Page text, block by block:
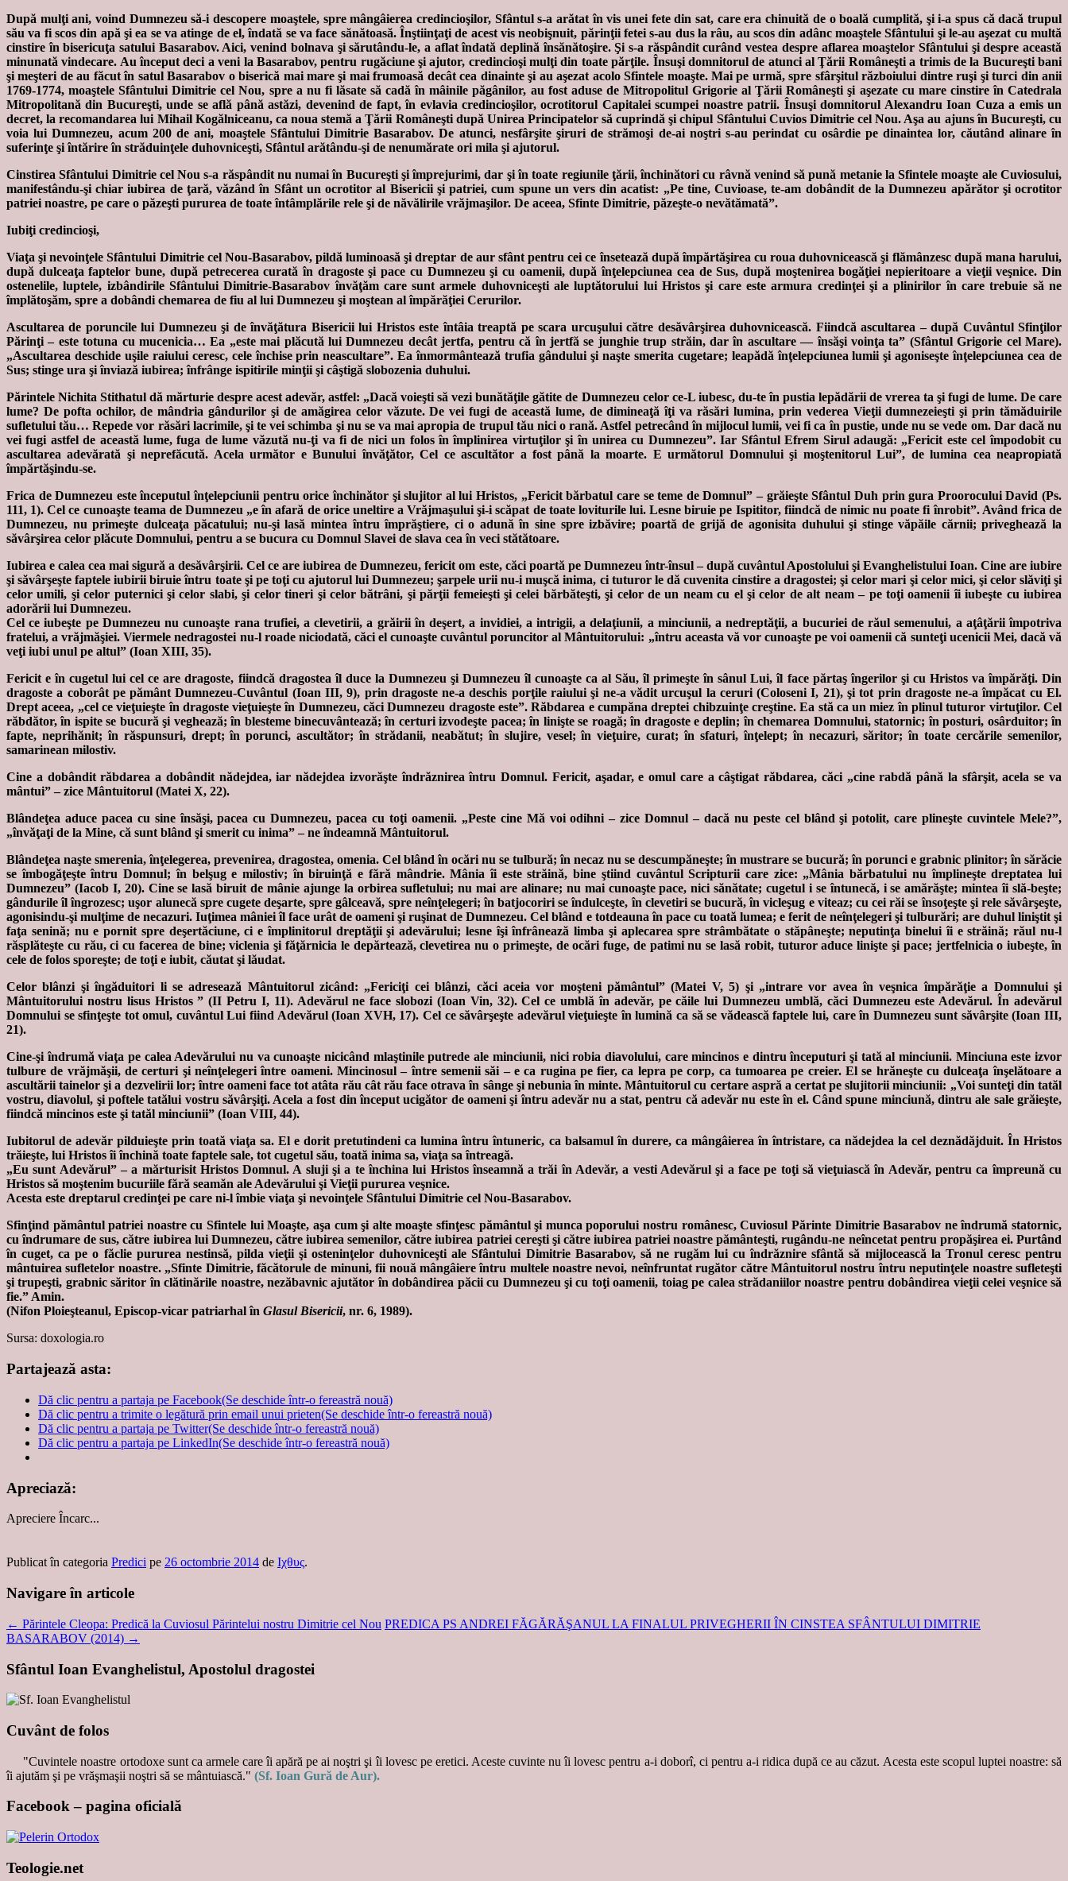
După mulţi ani, voind Dumnezeu să-i descopere moaştele, spre mângâierea credincioşilor, Sfântul s-a arătat în vis unei fete din sat, care era chinuită de o boală cumplită, şi i-a spus că dacă trupul
său va fi scos din apă şi ea se va atinge de el, îndată se va face sănătoasă. Înştiinţaţi de acest vis neobişnuit, părinţii fetei s-au dus la râu, au scos din adânc moaştele Sfântului şi le-au aşezat cu multă
cinstire în bisericuţa satului Basarabov. Aici, venind bolnava şi sărutându-le, a aflat îndată deplină însănătoşire. Şi s-a răspândit curând vestea despre aflarea moaştelor Sfântului şi despre această
minunată vindecare. Au început deci a veni la Basarabov, pentru rugăciune şi ajutor, credincioşi mulţi din toate părţile. Însuşi domnitorul de atunci al Ţării Româneşti a trimis de la Bucureşti bani
şi meşteri de au făcut în satul Basarabov o biserică mai mare şi mai frumoasă decât cea dinainte şi au aşezat acolo Sfintele moaşte. Mai pe urmă, spre sfârşitul războiului dintre ruşi şi turci din anii
1769-1774, moaştele Sfântului Dimitrie cel Nou, spre a nu fi lăsate să cadă în mâinile păgânilor, au fost aduse de Mitropolitul Grigorie al Ţării Româneşti şi aşezate cu mare cinstire în Catedrala
Mitropolitană din Bucureşti, unde se află până astăzi, devenind de fapt, în evlavia credincioşilor, ocrotitorul Capitalei scumpei noastre patrii. Însuşi domnitorul Alexandru Ioan Cuza a emis un
decret, la recomandarea lui Mihail Kogălniceanu, ca noua stemă a Ţării Româneşti după Unirea Principatelor să cuprindă şi chipul Sfântului Cuvios Dimitrie cel Nou. Aşa au ajuns în Bucureşti, cu
voia lui Dumnezeu, acum 200 de ani, moaştele Sfântului Dimitrie Basarabov. De atunci, nesfârşite şiruri de strămoşi de-ai noştri s-au perindat cu osârdie pe dinaintea lor, căutând alinare în
suferinţe şi întărire în străduinţele duhovniceşti, Sfântul arătându-şi de nenumărate ori mila şi ajutorul.
Cinstirea Sfântului Dimitrie cel Nou s-a răspândit nu numai în Bucureşti şi împrejurimi, dar şi în toate regiunile ţării, închinători cu râvnă venind să pună metanie la Sfintele moaşte ale Cuviosului,
manifestându-şi chiar iubirea de ţară, văzând în Sfânt un ocrotitor al Bisericii şi patriei, cum spune un vers din acatist: „Pe tine, Cuvioase, te-am dobândit de la Dumnezeu apărător şi ocrotitor
patriei noastre, pe care o păzeşti pururea de toate întâmplările rele şi de năvălirile vrăjmaşilor. De aceea, Sfinte Dimitrie, păzeşte-o nevătămată”.
Iubiţi credincioşi,
Viaţa şi nevoinţele Sfântului Dimitrie cel Nou-Basarabov, pildă luminoasă şi dreptar de aur sfânt pentru cei ce însetează după împărtăşirea cu roua duhovnicească şi flămânzesc după mana harului,
după dulceaţa faptelor bune, după petrecerea curată în dragoste şi pace cu Dumnezeu şi cu oamenii, după înţelepciunea cea de Sus, după moştenirea bogăţiei nepieritoare a vieţii veşnice. Din
ostenelile, luptele, izbândirile Sfântului Dimitrie-Basarabov învăţăm care sunt armele duhovniceşti ale luptătorului lui Hristos şi care este armura credinţei şi a plinirilor în care trebuie să ne
împlătoşăm, spre a dobândi chemarea de fiu al lui Dumnezeu şi moştean al împărăţiei Cerurilor.
Ascultarea de poruncile lui Dumnezeu şi de învăţătura Bisericii lui Hristos este întâia treaptă pe scara urcuşului către desăvârşirea duhovnicească. Fiindcă ascultarea – după Cuvântul Sfinţilor
Părinţi – este totuna cu mucenicia… Ea „este mai plăcută lui Dumnezeu decât jertfa, pentru că în jertfă se junghie trup străin, dar în ascultare — însăşi voinţa ta” (Sfântul Grigorie cel Mare).
„Ascultarea deschide uşile raiului ceresc, cele închise prin neascultare”. Ea înmormântează trufia gândului şi naşte smerita cugetare; leapădă înţelepciunea lumii şi agoniseşte înţelepciunea cea de
Sus; stinge ura şi înviază iubirea; înfrânge ispitirile minţii şi câştigă slobozenia duhului.
Părintele Nichita Stithatul dă mărturie despre acest adevăr, astfel: „Dacă voieşti să vezi bunătăţile gătite de Dumnezeu celor ce-L iubesc, du-te în pustia lepădării de vrerea ta şi fugi de lume. De care
lume? De pofta ochilor, de mândria gândurilor şi de amăgirea celor văzute. De vei fugi de această lume, de dimineaţă îţi va răsări lumina, prin vederea Vieţii dumnezeieşti şi prin tămăduirile
sufletului tău… Repede vor răsări lacrimile, şi te vei schimba şi nu se va mai apropia de trupul tău nici o rană. Astfel petrecând în mijlocul lumii, vei fi ca în pustie, unde nu se vede om. Dar dacă nu
vei fugi astfel de această lume, fuga de lume văzută nu-ţi va fi de nici un folos în împlinirea virtuţilor şi în unirea cu Dumnezeu”. Iar Sfântul Efrem Sirul adaugă: „Fericit este cel împodobit cu
ascultarea adevărată şi neprefăcută. Acela următor e Bunului învăţător, Cel ce ascultător a fost până la moarte. E următorul Domnului şi moştenitorul Lui”, de lumina cea neapropiată
împărtăşindu-se.
Frica de Dumnezeu este începutul înţelepciunii pentru orice închinător şi slujitor al lui Hristos, „Fericit bărbatul care se teme de Domnul” – grăieşte Sfântul Duh prin gura Proorocului David (Ps.
111, 1). Cel ce cunoaşte teama de Dumnezeu „e în afară de orice uneltire a Vrăjmaşului şi-i scăpat de toate loviturile lui. Lesne biruie pe Ispititor, fiindcă de nimic nu poate fi înrobit”. Având frica de
Dumnezeu, nu primeşte dulceaţa păcatului; nu-şi lasă mintea întru împrăştiere, ci o adună în sine spre izbăvire; poartă de grijă de agonisita duhului şi stinge văpăile cărnii; priveghează la
săvârşirea celor plăcute Domnului, pentru a se bucura cu Domnul Slavei de slava cea în veci stătătoare.
Iubirea e calea cea mai sigură a desăvârşirii. Cel ce are iubirea de Dumnezeu, fericit om este, căci poartă pe Dumnezeu într-însul – după cuvântul Apostolului şi Evanghelistului Ioan. Cine are iubire
şi săvârşeşte faptele iubirii biruie întru toate şi pe toţi cu ajutorul lui Dumnezeu; şarpele urii nu-i muşcă inima, ci tuturor le dă cuvenita cinstire a dragostei; şi celor mari şi celor mici, şi celor slăviţi şi
celor umili, şi celor puternici şi celor slabi, şi celor tineri şi celor bătrâni, şi părţii femeieşti şi celei bărbăteşti, şi celor de un neam cu el şi celor de alt neam – pe toţi oamenii îi iubeşte cu iubirea
adorării lui Dumnezeu.
Cel ce iubeşte pe Dumnezeu nu cunoaşte rana trufiei, a clevetirii, a grăirii în deşert, a invidiei, a intrigii, a delaţiunii, a minciunii, a nedreptăţii, a bucuriei de răul semenului, a aţâţării împotriva
fratelui, a vrăjmăşiei. Viermele nedragostei nu-l roade niciodată, căci el cunoaşte cuvântul poruncitor al Mântuitorului: „întru aceasta vă vor cunoaşte pe voi oamenii că sunteţi ucenicii Mei, dacă vă
veţi iubi unul pe altul” (Ioan XIII, 35).
Fericit e în cugetul lui cel ce are dragoste, fiindcă dragostea îl duce la Dumnezeu şi Dumnezeu îl cunoaşte ca al Său, îl primeşte în sânul Lui, îl face părtaş îngerilor şi cu Hristos va împărăţi. Din
dragoste a coborât pe pământ Dumnezeu-Cuvântul (Ioan III, 9), prin dragoste ne-a deschis porţile raiului şi ne-a vădit urcuşul la ceruri (Coloseni I, 21), şi tot prin dragoste ne-a împăcat cu El.
Drept aceea, „cel ce vieţuieşte în dragoste vieţuieşte în Dumnezeu, căci Dumnezeu dragoste este”. Răbdarea e cumpăna dreptei chibzuinţe creştine. Ea stă ca un miez în plinul tuturor virtuţilor. Cel
răbdător, în ispite se bucură şi veghează; în blesteme binecuvântează; în certuri izvodeşte pacea; în linişte se roagă; în dragoste e deplin; în chemarea Domnului, statornic; în posturi, osârduitor; în
fapte, neprihănit; în răspunsuri, drept; în porunci, ascultător; în strădanii, neabătut; în slujire, vesel; în vieţuire, curat; în sfaturi, înţelept; în necazuri, săritor; în toate cercările semenilor,
samarinean milostiv.
Cine a dobândit răbdarea a dobândit nădejdea, iar nădejdea izvorăşte îndrăznirea întru Domnul. Fericit, aşadar, e omul care a câştigat răbdarea, căci „cine rabdă până la sfârşit, acela se va
mântui” – zice Mântuitorul (Matei X, 22).
Blândeţea aduce pacea cu sine însăşi, pacea cu Dumnezeu, pacea cu toţi oamenii. „Peste cine Mă voi odihni – zice Domnul – dacă nu peste cel blând şi potolit, care plineşte cuvintele Mele?”,
„învăţaţi de la Mine, că sunt blând şi smerit cu inima” – ne îndeamnă Mântuitorul.
Blândeţea naşte smerenia, înţelegerea, prevenirea, dragostea, omenia. Cel blând în ocări nu se tulbură; în necaz nu se descumpăneşte; în mustrare se bucură; în porunci e grabnic plinitor; în sărăcie
se îmbogăţeşte întru Domnul; în belşug e milostiv; în biruinţă e fără mândrie. Mânia îi este străină, bine ştiind cuvântul Scripturii care zice: „Mânia bărbatului nu împlineşte dreptatea lui
Dumnezeu” (Iacob I, 20). Cine se lasă biruit de mânie ajunge la orbirea sufletului; nu mai are alinare; nu mai cunoaşte pace, nici sănătate; cugetul i se întunecă, i se amărăşte; mintea îi slă-beşte;
gândurile îl îngrozesc; uşor alunecă spre cugete deşarte, spre gâlceavă, spre neînţelegeri; în batjocoriri se îndulceşte, în clevetiri se bucură, în vicleşug e viteaz; cu cei răi se însoţeşte şi rele săvârşeşte,
agonisindu-şi mulţime de necazuri. Iuţimea mâniei îl face urât de oameni şi ruşinat de Dumnezeu. Cel blând e totdeauna în pace cu toată lumea; e ferit de neînţelegeri şi tulburări; are duhul liniştit şi
faţa senină; nu e pornit spre deşertăciune, ci e împlinitorul dreptăţii şi adevărului; lesne îşi înfrânează limba şi aplecarea spre strâmbătate o stăpâneşte; neputinţa binelui îi e străină; răul nu-l
răsplăteşte cu rău, ci cu facerea de bine; viclenia şi făţărnicia le depărtează, clevetirea nu o primeşte, de ocări fuge, de patimi nu se lasă robit, tuturor aduce linişte şi pace; jertfelnicia o iubeşte, în
cele de folos sporeşte; de toţi e iubit, căutat şi lăudat.
Celor blânzi şi îngăduitori li se adresează Mântuitorul zicând: „Fericiţi cei blânzi, căci aceia vor moşteni pământul” (Matei V, 5) şi „intrare vor avea în veşnica împărăţie a Domnului şi
Mântuitorului nostru lisus Hristos ” (II Petru I, 11). Adevărul ne face slobozi (Ioan Vin, 32). Cel ce umblă în adevăr, pe căile lui Dumnezeu umblă, căci Dumnezeu este Adevărul. În adevărul
Domnului se sfinţeşte tot omul, cuvântul Lui fiind Adevărul (Ioan XVH, 17). Cel ce săvârşeşte adevărul vieţuieşte în lumină ca să se vădească faptele lui, care în Dumnezeu sunt săvârşite (Ioan III,
21).
Cine-şi îndrumă viaţa pe calea Adevărului nu va cunoaşte nicicând mlaştinile putrede ale minciunii, nici robia diavolului, care mincinos e dintru începuturi şi tată al minciunii. Minciuna este izvor
tulbure de vrăjmăşii, de certuri şi neînţelegeri între oameni. Mincinosul – între semenii săi – e ca rugina pe fier, ca lepra pe corp, ca tumoarea pe creier. El se hrăneşte cu dulceaţa înşelătoare a
ascultării tainelor şi a dezvelirii lor; între oameni face tot atâta rău cât rău face otrava în sânge şi nebunia în minte. Mântuitorul cu certare aspră a certat pe slujitorii minciunii: „Voi sunteţi din tatăl
vostru, diavolul, şi poftele tatălui vostru săvârşiţi. Acela a fost din început ucigător de oameni şi întru adevăr nu a stat, pentru că adevăr nu este în el. Când spune minciună, dintru ale sale grăieşte,
fiindcă mincinos este şi tatăl minciunii” (Ioan VIII, 44).
Iubitorul de adevăr pilduieşte prin toată viaţa sa. El e dorit pretutindeni ca lumina întru întuneric, ca balsamul în durere, ca mângâierea în întristare, ca nădejdea la cel deznădăjduit. În Hristos
trăieşte, lui Hristos îi închină toate faptele sale, tot cugetul său, toată inima sa, viaţa sa întreagă.
„Eu sunt Adevărul” – a mărturisit Hristos Domnul. A sluji şi a te închina lui Hristos înseamnă a trăi în Adevăr, a vesti Adevărul şi a face pe toţi să vieţuiască în Adevăr, pentru ca împreună cu
Hristos să moştenim bucuriile fără seamăn ale Adevărului şi Vieţii pururea veşnice.
Acesta este dreptarul credinţei pe care ni-l îmbie viaţa şi nevoinţele Sfântului Dimitrie cel Nou-Basarabov.
Sfinţind pământul patriei noastre cu Sfintele lui Moaşte, aşa cum şi alte moaşte sfinţesc pământul şi munca poporului nostru românesc, Cuviosul Părinte Dimitrie Basarabov ne îndrumă statornic,
cu îndrumare de sus, către iubirea lui Dumnezeu, către iubirea semenilor, către iubirea patriei cereşti şi către iubirea patriei noastre pământeşti, rugându-ne neîncetat pentru propăşirea ei. Purtând
în cuget, ca pe o făclie pururea nestinsă, pilda vieţii şi osteninţelor duhovniceşti ale Sfântului Dimitrie Basarabov, să ne rugăm lui cu îndrăznire sfântă să mijlocească la Tronul ceresc pentru
mântuirea sufletelor noastre. „Sfinte Dimitrie, făcătorule de minuni, fii nouă mângâiere întru multele noastre nevoi, neînfruntat rugător către Mântuitorul nostru întru neputinţele noastre sufleteşti
şi trupeşti, grabnic săritor în clătinările noastre, nezăbavnic ajutător în dobândirea păcii cu Dumnezeu şi cu toţi oamenii, toiag pe calea strădaniilor noastre pentru dobândirea vieţii celei veşnice să
fie.” Amin.
(Nifon Ploieşteanul, Episcop-vicar patriarhal în Glasul Bisericii, nr. 6, 1989).
Sursa: doxologia.ro
Partajează asta:
Dă clic pentru a partaja pe Facebook(Se deschide într-o fereastră nouă)
Dă clic pentru a trimite o legătură prin email unui prieten(Se deschide într-o fereastră nouă)
Dă clic pentru a partaja pe Twitter(Se deschide într-o fereastră nouă)
Dă clic pentru a partaja pe LinkedIn(Se deschide într-o fereastră nouă)
Apreciază:
Apreciere Încarc...
Publicat în categoria Predici pe 26 octombrie 2014 de Ιχθυς.
Navigare în articole
← Părintele Cleopa: Predică la Cuviosul Părintelui nostru Dimitrie cel Nou PREDICA PS ANDREI FĂGĂRĂŞANUL LA FINALUL PRIVEGHERII ÎN CINSTEA SFÂNTULUI DIMITRIE
BASARABOV (2014) →
Sfântul Ioan Evanghelistul, Apostolul dragostei
Cuvânt de folos
"Cuvintele noastre ortodoxe sunt ca armele care îi apără pe ai noştri şi îi lovesc pe eretici. Aceste cuvinte nu îi lovesc pentru a-i doborî, ci pentru a-i ridica după ce au căzut. Acesta este scopul luptei noastre: să
îi ajutăm şi pe vrăşmaşii noştri să se mântuiască." (Sf. Ioan Gură de Aur).
Facebook – pagina oficială
Teologie.net